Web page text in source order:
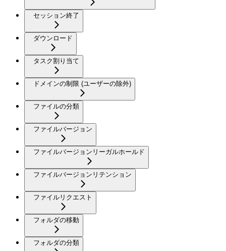
セッション終了
ダウンロード
タスク割り当て
ドメインの制限 (ユーザーの除外)
ファイルの分類
ファイルバージョン
ファイルバージョンリーガルホールド
ファイルバージョンリテンション
ファイルリクエスト
フォルダの移動
フォルダの分類